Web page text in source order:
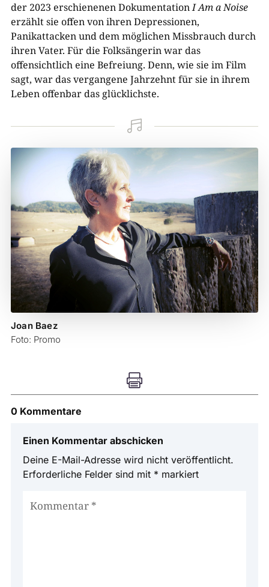
der 2023 erschienenen DokumentationI Am a Noise
erzählt sie offen von ihren Depressionen,
Panikattacken und dem möglichen Missbrauch durch
ihren Vater. Für die Folksängerin war das
offensichtlich eine Befreiung. Denn, wie sie im Film
sagt, war das vergangene Jahrzehnt für sie in ihrem
Leben offenbar das glücklichste.

Joan Baez
Foto: Promo

0 Kommentare
Einen Kommentar abschicken
Deine E-Mail-Adresse wird nicht veröffentlicht.
Erforderliche Felder sind mit * markiert